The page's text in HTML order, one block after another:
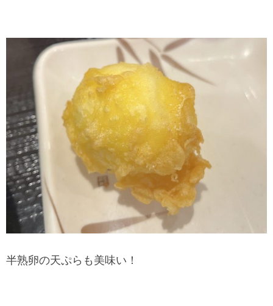
半熟卵の天ぷらも美味い！